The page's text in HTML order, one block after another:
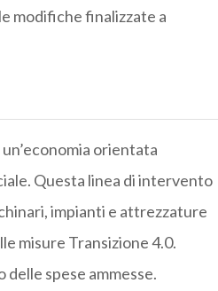
modifiche finalizzate a
orientata
Questa linea di intervento
impianti e attrezzature
misure Transizione 4.0.
delle spese ammesse.